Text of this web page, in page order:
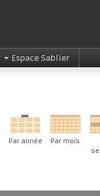
Espace Sablier
Par année Par mois